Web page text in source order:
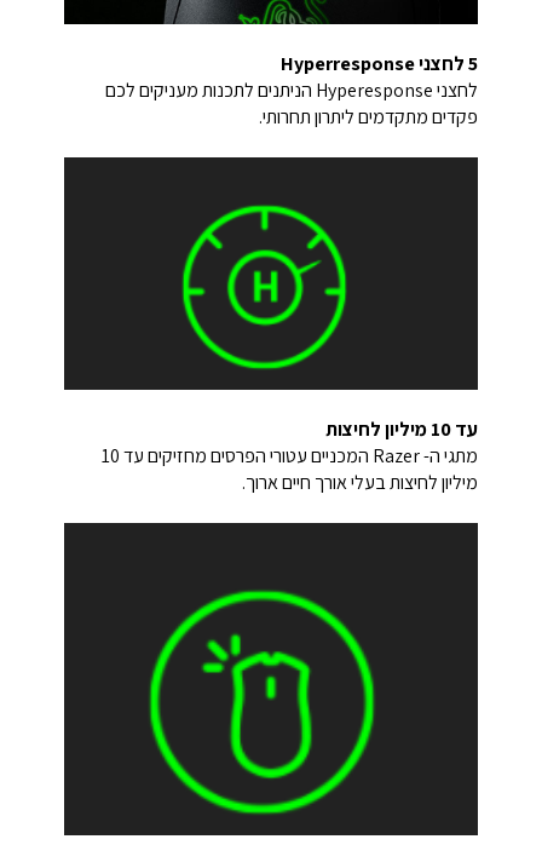
5 לחצני Hyperresponse
לחצני Hyperesponse הניתנים לתכנות מעניקים לכם
פקדים מתקדמים ליתרון תחרותי.
עד 10 מיליון לחיצות
מתגי ה- Razer המכניים עטורי הפרסים מחזיקים עד 10
מיליון לחיצות בעלי אורך חיים ארוך.